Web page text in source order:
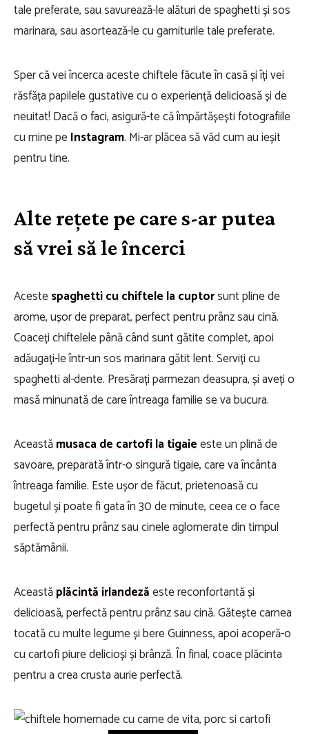
tale preferate, sau savurează-le alături de spaghetti și sos
marinara, sau asortează-le cu garniturile tale preferate.
Sper că vei încerca aceste chiftele făcute în casă și îți vei
răsfăța papilele gustative cu o experiență delicioasă și de
neuitat! Dacă o faci, asigură-te că împărtășești fotografiile
cu mine peInstagram. Mi-ar plăcea să văd cum au ieșit
pentru tine.
Alte rețete pe care s-ar putea
să vrei să le încerci
Acestespaghetti cu chiftele la cuptorsunt pline de
arome, ușor de preparat, perfect pentru prânz sau cină.
Coaceți chiftelele până când sunt gătite complet, apoi
adăugați-le într-un sos marinara gătit lent. Serviți cu
spaghetti al-dente. Presărați parmezan deasupra, și aveți o
masă minunată de care întreaga familie se va bucura.
Aceastămusaca de cartofi la tigaieeste un plină de
savoare, preparată într-o singură tigaie, care va încânta
întreaga familie. Este ușor de făcut, prietenoasă cu
bugetul și poate fi gata în 30 de minute, ceea ce o face
perfectă pentru prânz sau cinele aglomerate din timpul
săptămânii.
Aceastăplăcintă irlandezăeste reconfortantă și
delicioasă, perfectă pentru prânz sau cină. Gătește carnea
tocată cu multe legume și bere Guinness, apoi acoperă-o
cu cartofi piure delicioși și brânză. În final, coace plăcinta
pentru a crea crusta aurie perfectă.